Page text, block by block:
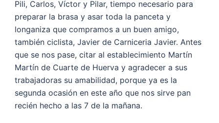
Pili, Carlos, Víctor y Pilar, tiempo necesario para
preparar la brasa y asar toda la panceta y
longaniza que compramos a un buen amigo,
también ciclista, Javier de Carniceria Javier. Antes
que se nos pase, citar al establecimiento Martín
Martín de Cuarte de Huerva y agradecer a sus
trabajadoras su amabilidad, porque ya es la
segunda ocasión en este año que nos sirve pan
recién hecho a las 7 de la mañana.